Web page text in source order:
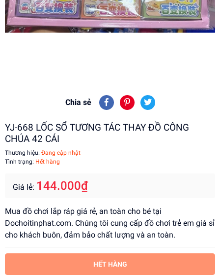
Chia sẻ
YJ-668 LỐC SỔ TƯƠNG TÁC THAY ĐỒ CÔNG
CHÚA 42 CÁI
Thương hiệu: Đang cập nhật
Tình trạng: Hết hàng
Giá lẻ: 144.000₫
Mua đồ chơi lắp ráp giá rẻ, an toàn cho bé tại
Dochoitinphat.com. Chúng tôi cung cấp đồ chơi trẻ em giá sỉ
cho khách buôn, đảm bảo chất lượng và an toàn.
HẾT HÀNG